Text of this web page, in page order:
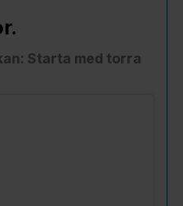
Starta med torra